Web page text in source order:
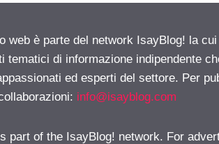
web è parte del network IsayBlog! la
tematici di informazione indipendente
ed esperti del settore. Per
info@isayblog.com
part of the IsayBlog! network. For